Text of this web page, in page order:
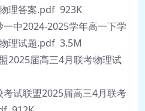
理答案.pdf 923K
中2024-2025学年高一下学
理试题.pdf 3.5M
2025届高三4月联考物理试
考试联盟2025届高三4月联考